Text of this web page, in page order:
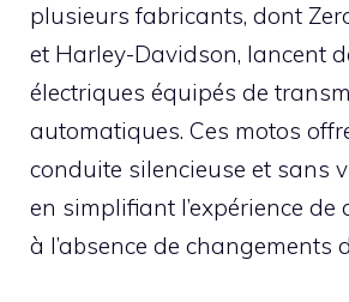
plusieurs fabricants, dont
et Harley-Davidson, lancent
électriques équipés de
automatiques. Ces motos
conduite silencieuse et sans
en simplifiant l’expérience de
à l’absence de changements